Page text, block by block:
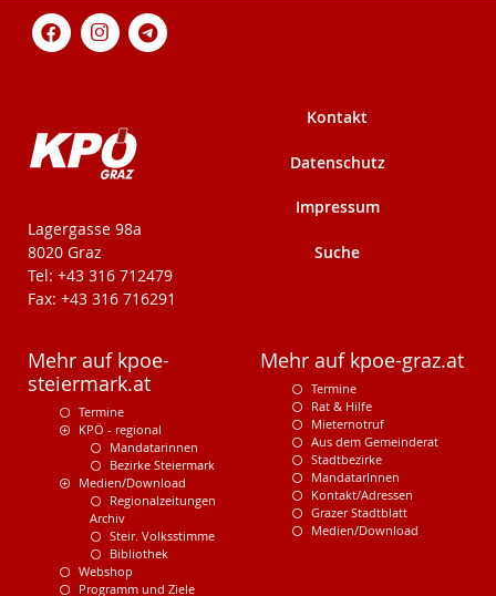
KPÖ-Steiermark
Lagergasse 98a
8020 Graz
Tel: +43 316 712479
Fax: +43 316 716291
Kontakt
Datenschutz
Impressum
Suche
Mehr auf kpoe-
steiermark.at
Termine
KPÖ - regional
Mandatarinnen
Bezirke Steiermark
Medien/Download
Regionalzeitungen
Archiv
Steir. Volksstimme
Bibliothek
Webshop
Programm und Ziele
Mehr auf kpoe-graz.at
Termine
Rat & Hilfe
Mieternotruf
Aus dem Gemeinderat
Stadtbezirke
MandatarInnen
Kontakt/Adressen
Grazer Stadtblatt
Medien/Download